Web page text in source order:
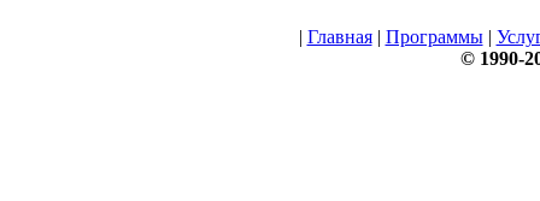
| Главная| Программы|
© 1990-